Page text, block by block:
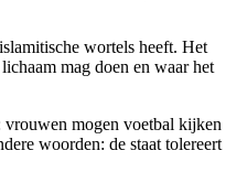
wortels heeft. Het
mag doen en waar het
vrouwen mogen voetbal kijken
woorden: de staat tolereert